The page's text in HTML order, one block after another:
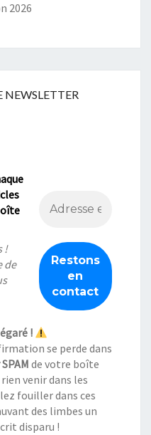
2026
!
de
!
se perde dans
de votre boîte
venir dans les
fouiller dans ces
des limbes un
disparu !